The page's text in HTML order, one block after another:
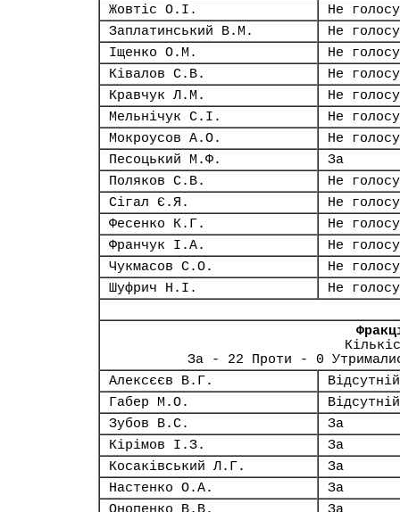
Жовтіс О.І.
Не
Заплатинський В.М.
Не
Іщенко О.М.
Не
Ківалов С.В.
Не
Кравчук Л.М.
Не
Мельнічук С.І.
Не
Мокроусов А.О.
Не
Песоцький М.Ф.
За
Поляков С.В.
Не
Сігал Є.Я.
Не
Фесенко К.Г.
Не
Франчук І.А.
Не
Чукмасов С.О.
Не
Шуфрич Н.І.
Не
За - 22 Проти - 0
Алексєєв В.Г.
Відсутній
Габер М.О.
Відсутній
Зубов В.С.
За
Кірімов І.З.
За
Косаківський Л.Г.
За
Настенко О.А.
За